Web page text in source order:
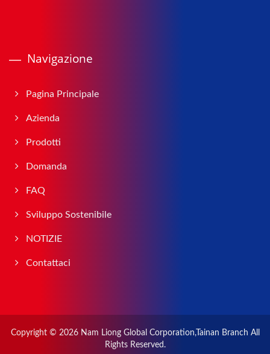
Navigazione
Pagina Principale
Azienda
Prodotti
Domanda
FAQ
Sviluppo Sostenibile
NOTIZIE
Contattaci
Copyright © 2026 Nam Liong Global Corporation,Tainan Branch All
Rights Reserved.